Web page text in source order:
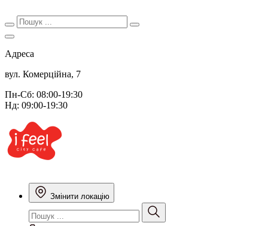
Адреса
вул. Комерційна, 7
Пн-Сб: 08:00-19:30
Нд: 09:00-19:30
Змінити локацію